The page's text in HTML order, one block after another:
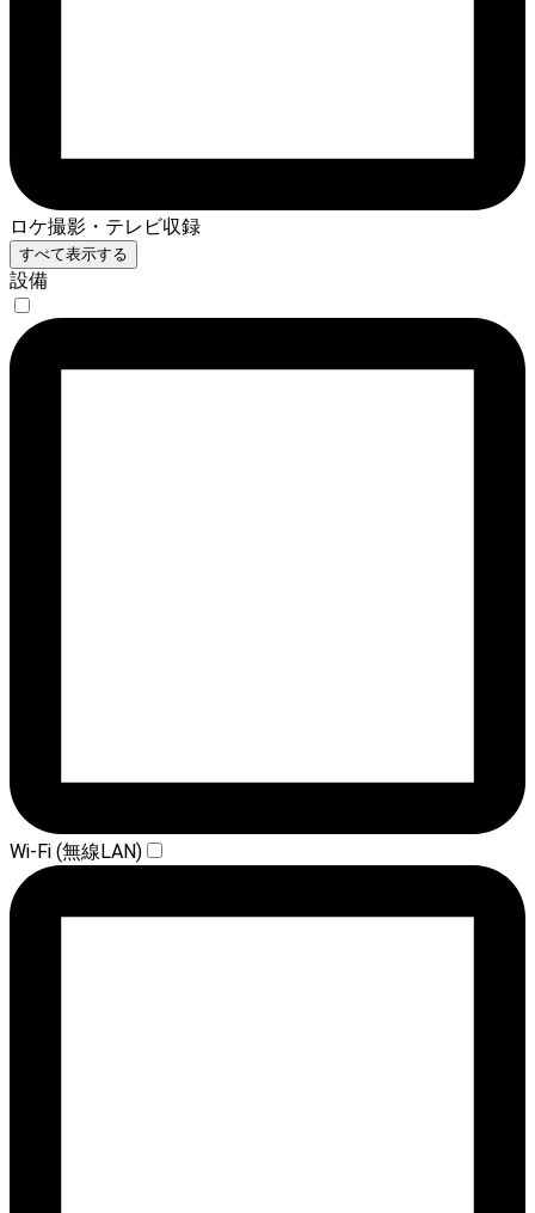
ロケ撮影・テレビ収録
すべて表示する
設備
Wi-Fi (無線LAN)